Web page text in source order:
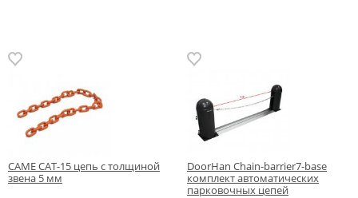
CAME CAT-15 цепь с толщиной
звена 5 мм
DoorHan Chain-barrier7-base
комплект автоматических
парковочных цепей